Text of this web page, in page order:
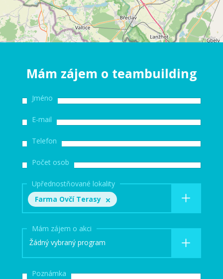
Mám zájem o teambuilding
Jméno
E-mail
Telefon
Počet osob
Upřednostňované lokality
Farma Ovčí Terasy
Mám zájem o akci
Žádný vybraný program
Poznámka